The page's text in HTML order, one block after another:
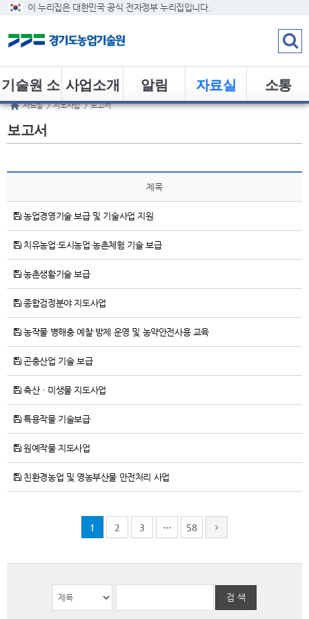
이 누리집은 대한민국 공식 전자정부 누리집입니다.
소통
자료실
알림
사업소개
기술원 소
자료실 > 지도사업 > 보고서
보고서
제목
농업경영기술 보급 및 기술사업 지원
치유농업·도시농업·농촌체험 기술 보급
농촌생활기술 보급
종합검정분야 지도사업
농작물 병해충 예찰·방제 운영 및 농약안전사용 교육
곤충산업 기술 보급
축산ㆍ미생물 지도사업
특용작물 기술보급
원예작물 지도사업
친환경농업 및 영농부산물 안전처리 사업
1 2 3 … 58
검 색